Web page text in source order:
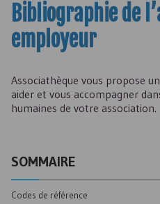
Bibliographie de
employeur
Associathèque vous propose
aider et vous accompagner
humaines de votre association.
SOMMAIRE
Codes de référence